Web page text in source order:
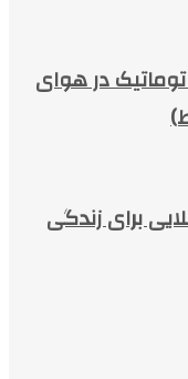
در هوای
برای زندگی